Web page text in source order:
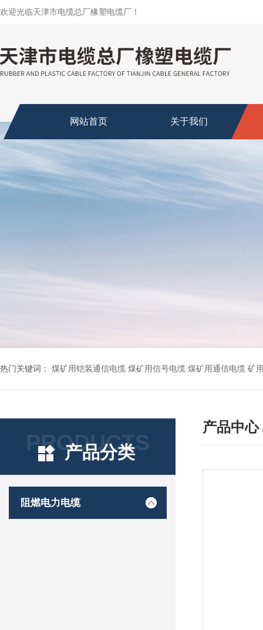
欢迎光临天津市电缆总厂橡塑电缆厂！
网站首页 关于我们
热门关键词： 煤矿用铠装通信电缆 煤矿用信号电缆 煤矿用通信电缆 矿用阻燃通信电缆 矿用监控电缆 矿用通信电缆 橡套软电缆YZ-3*1.5+1 YCW橡胶电缆3*10+1*6 船用橡套软电缆CEFR-3*2.5 煤矿用移动橡套软电缆MY3*4+1*4
PRODUCTS
产品分类
阻燃电力电缆
产品中心